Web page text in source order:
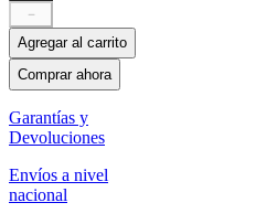
－
Agregar al carrito
Comprar ahora
Garantías y
Devoluciones
Envíos a nivel
nacional